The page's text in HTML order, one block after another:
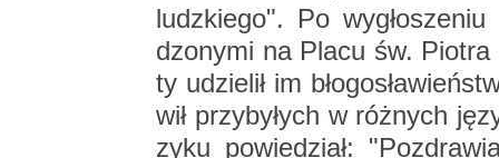
ludz­kie­go". Po
dzo­ny­mi na Placu św.
ty udzie­lił im
wił przy­by­łych w róż­nych
zy­ku po­wie­dział: